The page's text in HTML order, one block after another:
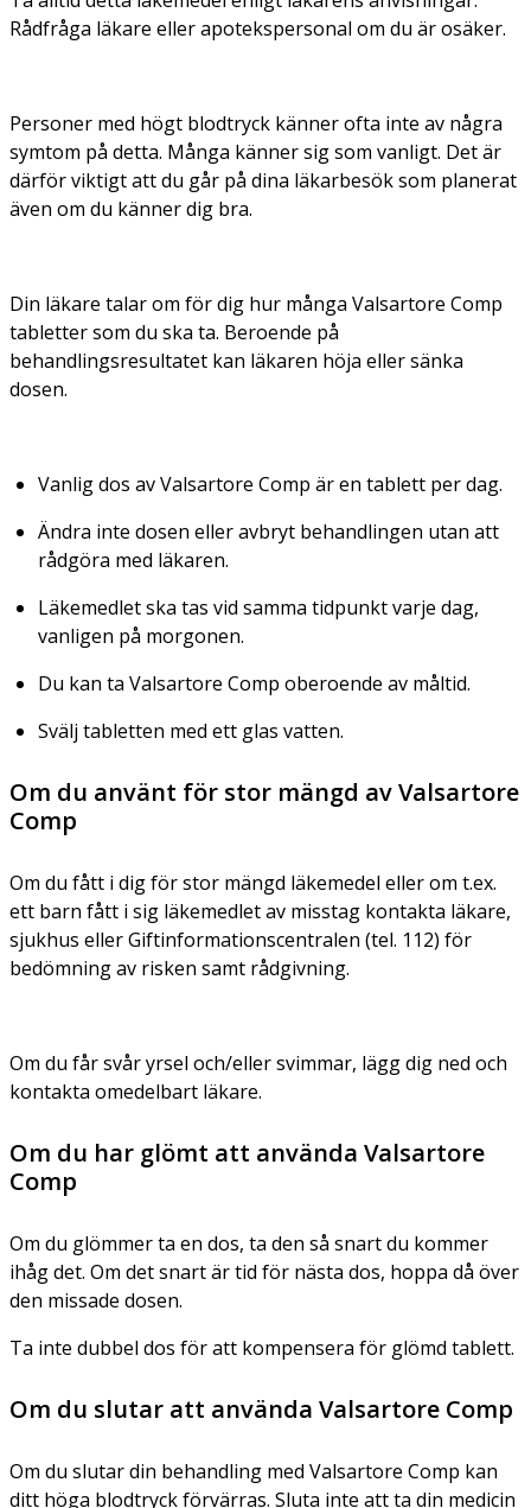
Rådfråga läkare eller apotekspersonal om du är osäker.
Personer med högt blodtryck känner ofta inte av några
symtom på detta. Många känner sig som vanligt. Det är
därför viktigt att du går på dina läkarbesök som planerat
även om du känner dig bra.
Din läkare talar om för dig hur många Valsartore Comp
tabletter som du ska ta. Beroende på
behandlingsresultatet kan läkaren höja eller sänka
dosen.
Vanlig dos av Valsartore Comp är en tablett per dag.
Ändra inte dosen eller avbryt behandlingen utan att
rådgöra med läkaren.
Läkemedlet ska tas vid samma tidpunkt varje dag,
vanligen på morgonen.
Du kan ta Valsartore Comp oberoende av måltid.
Svälj tabletten med ett glas vatten.
Om du använt för stor mängd av Valsartore
Comp
Om du fått i dig för stor mängd läkemedel eller om t.ex.
ett barn fått i sig läkemedlet av misstag kontakta läkare,
sjukhus eller Giftinformationscentralen (tel. 112) för
bedömning av risken samt rådgivning.
Om du får svår yrsel och/eller svimmar, lägg dig ned och
kontakta omedelbart läkare.
Om du har glömt att använda Valsartore
Comp
Om du glömmer ta en dos, ta den så snart du kommer
ihåg det. Om det snart är tid för nästa dos, hoppa då över
den missade dosen.
Ta inte dubbel dos för att kompensera för glömd tablett.
Om du slutar att använda Valsartore Comp
Om du slutar din behandling med Valsartore Comp kan
ditt höga blodtryck förvärras. Sluta inte att ta din medicin